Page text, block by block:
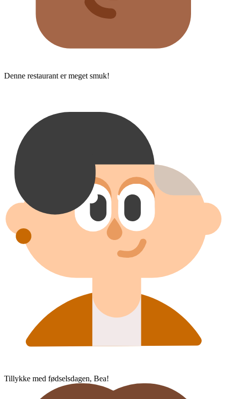
Denne restaurant er meget smuk!
Tillykke med fødselsdagen, Bea!